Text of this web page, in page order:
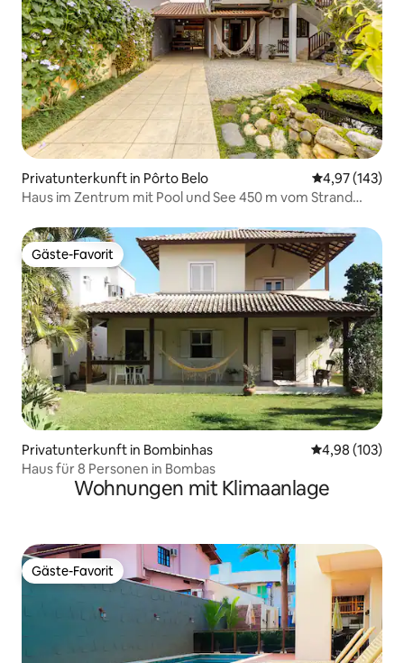
Privatunterkunft in Pôrto Belo
4,97 (143)
Haus im Zentrum mit Pool und See 450 m vom Strand
Gäste-Favorit
Gäste-Favorit
Privatunterkunft in Bombinhas
4,98 (103)
Haus für 8 Personen in Bombas
Wohnungen mit Klimaanlage
Gäste-Favorit
Gäste-Favorit